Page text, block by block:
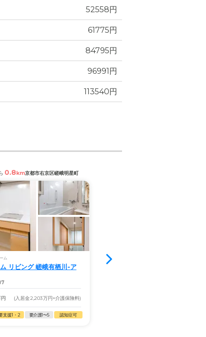
52558円
61775円
84795円
96991円
113540円
0.8km京都市右京区嵯峨明星町
ム
リビング 嵯峨有栖川-ア
(入居金2,203万円+介護保険料)
支援1・2 要介護1〜5 認知症可